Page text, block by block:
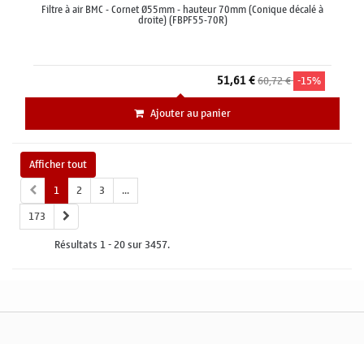
Filtre à air BMC - Cornet Ø55mm - hauteur 70mm (Conique décalé à
droite) (FBPF55-70R)
51,61 €60,72 € -15%
Ajouter au panier
Afficher tout
1
2 3
...
173
Résultats 1 - 20 sur 3457.